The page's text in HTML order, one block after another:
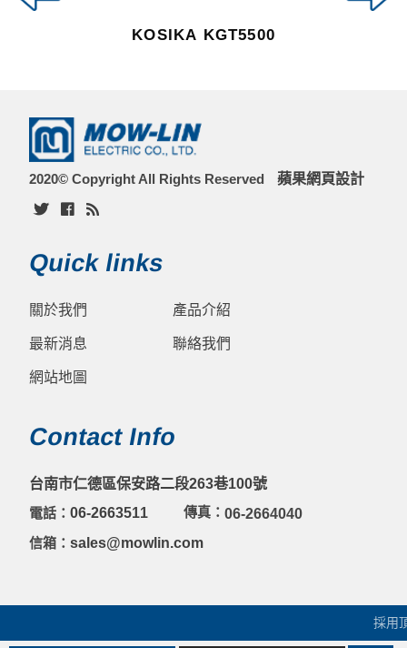
KOSIKA KGT5500
2020© Copyright All Rights Reserved 蘋果網頁設計
Quick links
關於我們 產品介紹
最新消息 聯絡我們
網站地圖
Contact Info
台南市仁德區保安路二段263巷100號
電話：06-2663511 傳真：06-2664040
信箱：sales@mowlin.com
採用